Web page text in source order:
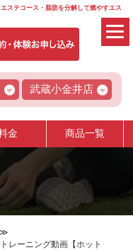
ステコース・脂肪を分解して燃やすエス
武蔵小金井店
金 商品一覧
レーニング動画【ホット